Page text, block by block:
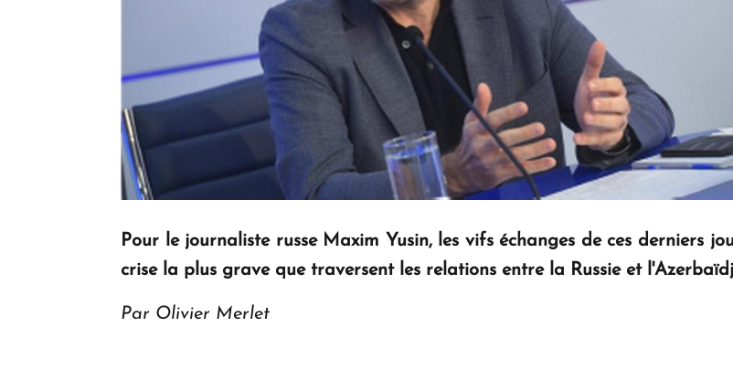
Pour le journaliste russe Maxim Yusin, les vifs échanges de ces derniers
crise la plus grave que traversent les relations entre la Russie et
Par Olivier Merlet